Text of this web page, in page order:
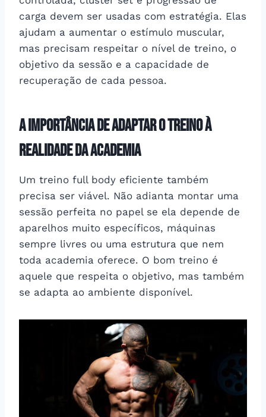
carga devem ser usadas com estratégia. Elas
ajudam a aumentar o estímulo muscular,
mas precisam respeitar o nível de treino, o
objetivo da sessão e a capacidade de
recuperação de cada pessoa.
A importância de adaptar o treino à
realidade da academia
Um treino full body eficiente também
precisa ser viável. Não adianta montar uma
sessão perfeita no papel se ela depende de
aparelhos muito específicos, máquinas
sempre livres ou uma estrutura que nem
toda academia oferece. O bom treino é
aquele que respeita o objetivo, mas também
se adapta ao ambiente disponível.